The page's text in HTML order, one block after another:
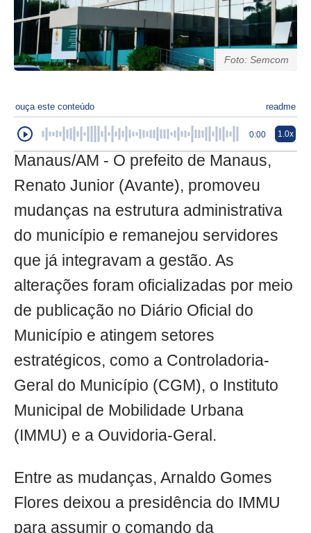
Foto: Semcom
ouça este conteúdo readme
0:00 1.0x
Manaus/AM - O prefeito de Manaus,
Renato Junior (Avante), promoveu
mudanças na estrutura administrativa
do município e remanejou servidores
que já integravam a gestão. As
alterações foram oficializadas por meio
de publicação no Diário Oficial do
Município e atingem setores
estratégicos, como a Controladoria-
Geral do Município (CGM), o Instituto
Municipal de Mobilidade Urbana
(IMMU) e a Ouvidoria-Geral.
Entre as mudanças, Arnaldo Gomes
Flores deixou a presidência do IMMU
para assumir o comando da